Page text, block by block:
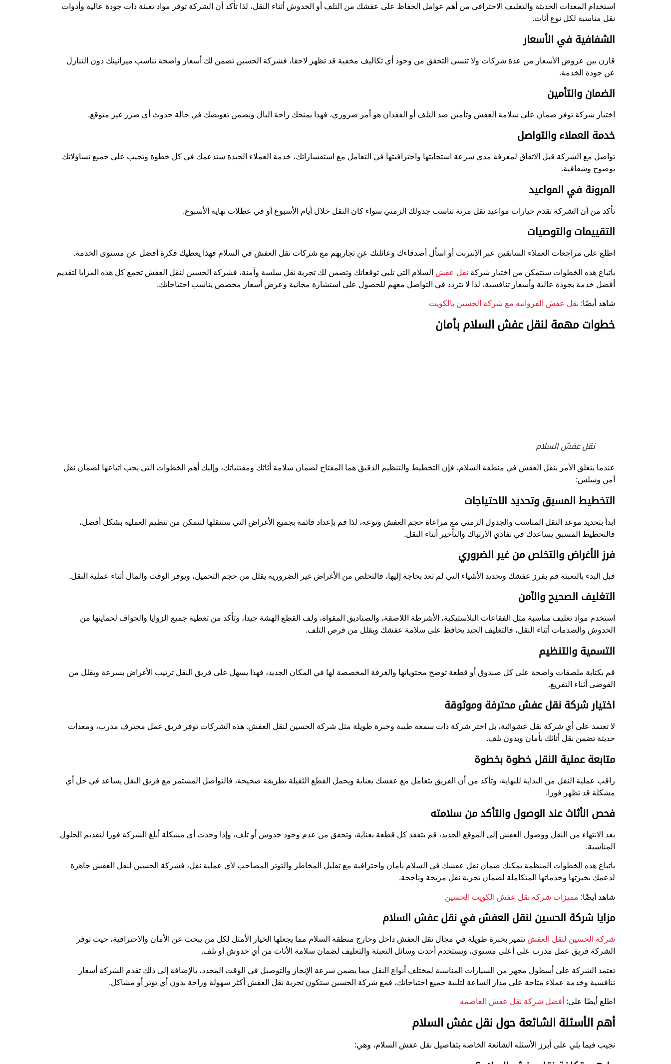
استخدام المعدات الحديثة والتغليف الاحترافي من أهم عوامل الحفاظ على عفشك من التلف أو الخدوش أثناء النقل، لذا تأكد أن الشركة توفر مواد تعبئة ذات جودة عالية وأدوات
نقل مناسبة لكل نوع أثاث.
الشفافية في الأسعار
قارن بين عروض الأسعار من عدة شركات ولا تنسى التحقق من وجود أي تكاليف مخفية قد تظهر لاحقا، فشركة الحسين تضمن لك أسعار واضحة تناسب ميزانيتك دون التنازل
عن جودة الخدمة.
الضمان والتأمين
اختيار شركة توفر ضمان على سلامة العفش وتأمين ضد التلف أو الفقدان هو أمر ضروري، فهذا يمنحك راحة البال ويضمن تعويضك في حالة حدوث أي ضرر غير متوقع.
خدمة العملاء والتواصل
تواصل مع الشركة قبل الاتفاق لمعرفة مدى سرعة استجابتها واحترافيتها في التعامل مع استفساراتك، خدمة العملاء الجيدة ستدعمك في كل خطوة وتجيب على جميع تساؤلاتك
بوضوح وشفافية.
المرونة في المواعيد
تأكد من أن الشركة تقدم خيارات مواعيد نقل مرنة تناسب جدولك الزمني سواء كان النقل خلال أيام الأسبوع أو في عطلات نهاية الأسبوع.
التقييمات والتوصيات
اطلع على مراجعات العملاء السابقين عبر الإنترنت أو اسأل أصدقاءك وعائلتك عن تجاربهم مع شركات نقل العفش في السلام فهذا يعطيك فكرة أفضل عن مستوى الخدمة.
باتباع هذه الخطوات ستتمكن من اختيار شركة نقل عفش السلام التي تلبي توقعاتك وتضمن لك تجربة نقل سلسة وآمنة، فشركة الحسين لنقل العفش تجمع كل هذه المزايا لتقديم
أفضل خدمة بجودة عالية وأسعار تنافسية، لذا لا تتردد في التواصل معهم للحصول على استشارة مجانية وعرض أسعار مخصص يناسب احتياجاتك.
شاهد أيضًا: نقل عفش الفروانيه مع شركة الحسين بالكويت
خطوات مهمة لنقل عفش السلام بأمان
نقل عفش السلام
عندما يتعلق الأمر بنقل العفش في منطقة السلام، فإن التخطيط والتنظيم الدقيق هما المفتاح لضمان سلامة أثاثك ومقتنياتك، وإليك أهم الخطوات التي يجب اتباعها لضمان نقل
آمن وسلس:
التخطيط المسبق وتحديد الاحتياجات
ابدأ بتحديد موعد النقل المناسب والجدول الزمني مع مراعاة حجم العفش ونوعه، لذا قم بإعداد قائمة بجميع الأغراض التي ستنقلها لتتمكن من تنظيم العملية بشكل أفضل،
فالتخطيط المسبق يساعدك في تفادي الارتباك والتأخير أثناء النقل.
فرز الأغراض والتخلص من غير الضروري
قبل البدء بالتعبئة قم بفرز عفشك وتحديد الأشياء التي لم تعد بحاجة إليها، فالتخلص من الأغراض غير الضرورية يقلل من حجم التحميل، ويوفر الوقت والمال أثناء عملية النقل.
التغليف الصحيح والآمن
استخدم مواد تغليف مناسبة مثل الفقاعات البلاستيكية، الأشرطة اللاصقة، والصناديق المقواة، ولف القطع الهشة جيدا، وتأكد من تغطية جميع الزوايا والحواف لحمايتها من
الخدوش والصدمات أثناء النقل، فالتغليف الجيد يحافظ على سلامة عفشك ويقلل من فرص التلف.
التسمية والتنظيم
قم بكتابة ملصقات واضحة على كل صندوق أو قطعة توضح محتوياتها والغرفة المخصصة لها في المكان الجديد، فهذا يسهل على فريق النقل ترتيب الأغراض بسرعة ويقلل من
الفوضى أثناء التفريغ.
اختيار شركة نقل عفش محترفة وموثوقة
لا تعتمد على أي شركة نقل عشوائية، بل اختر شركة ذات سمعة طيبة وخبرة طويلة مثل شركة الحسين لنقل العفش. هذه الشركات توفر فريق عمل محترف مدرب، ومعدات
حديثة تضمن نقل أثاثك بأمان وبدون تلف.
متابعة عملية النقل خطوة بخطوة
راقب عملية النقل من البداية للنهاية، وتأكد من أن الفريق يتعامل مع عفشك بعناية ويحمل القطع الثقيلة بطريقة صحيحة، فالتواصل المستمر مع فريق النقل يساعد في حل أي
مشكلة قد تظهر فورا.
فحص الأثاث عند الوصول والتأكد من سلامته
بعد الانتهاء من النقل ووصول العفش إلى الموقع الجديد، قم بتفقد كل قطعة بعناية، وتحقق من عدم وجود خدوش أو تلف، وإذا وجدت أي مشكلة أبلغ الشركة فورا لتقديم الحلول
المناسبة.
باتباع هذه الخطوات المنظمة يمكنك ضمان نقل عفشك في السلام بأمان واحترافية مع تقليل المخاطر والتوتر المصاحب لأي عملية نقل، فشركة الحسين لنقل العفش جاهزة
لدعمك بخبرتها وخدماتها المتكاملة لضمان تجربة نقل مريحة وناجحة.
شاهد أيضًا: مميزات شركه نقل عفش الكويت الحسين
مزايا شركة الحسين لنقل العفش في نقل عفش السلام
شركة الحسين لنقل العفش تتميز بخبرة طويلة في مجال نقل العفش داخل وخارج منطقة السلام مما يجعلها الخيار الأمثل لكل من يبحث عن الأمان والاحترافية، حيث توفر
الشركة فريق عمل مدرب على أعلى مستوى، ويستخدم أحدث وسائل التعبئة والتغليف لضمان سلامة الأثاث من أي خدوش أو تلف.
تعتمد الشركة على أسطول مجهز من السيارات المناسبة لمختلف أنواع النقل مما يضمن سرعة الإنجاز والتوصيل في الوقت المحدد، بالإضافة إلى ذلك تقدم الشركة أسعار
تنافسية وخدمة عملاء متاحة على مدار الساعة لتلبية جميع احتياجاتك، فمع شركة الحسين ستكون تجربة نقل العفش أكثر سهولة وراحة بدون أي توتر أو مشاكل.
اطلع أيضًا على: أفضل شركة نقل عفش العاصمه
أهم الأسئلة الشائعة حول نقل عفش السلام
نجيب فيما يلي على أبرز الأسئلة الشائعة الخاصة بتفاصيل نقل عفش السلام، وهي: